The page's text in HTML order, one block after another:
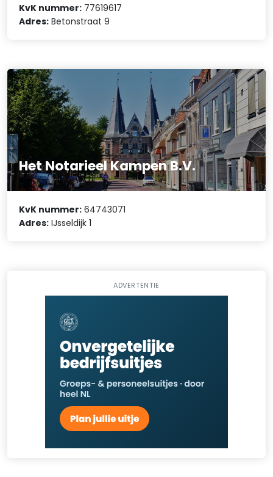
KvK nummer: 77619617
Adres: Betonstraat 9
Het Notarieel Kampen B.V.
KvK nummer: 64743071
Adres: IJsseldijk 1
ADVERTENTIE